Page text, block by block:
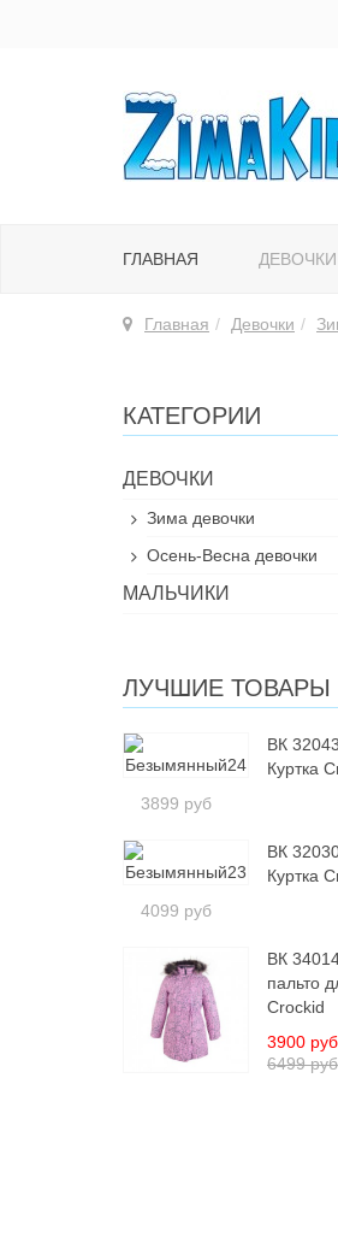
ГЛАВНАЯ ДЕВОЧКИ
Главная Девочки
КАТЕГОРИИ
ДЕВОЧКИ
Зима девочки
Осень-Весна девочки
МАЛЬЧИКИ
ЛУЧШИЕ ТОВАРЫ
ВК
Куртка
3899 руб
ВК
Куртка
4099 руб
ВК
пальто
Crockid
6499 руб
3900 руб